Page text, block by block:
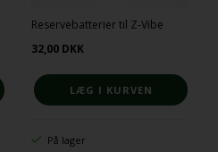
Reservebatterier til Z-Vibe
32,00 DKK
På lager